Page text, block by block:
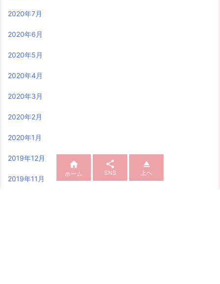
2020年7月
2020年6月
2020年5月
2020年4月
2020年3月
2020年2月
2020年1月
2019年12月
2019年11月

ホーム

SNS

上へ